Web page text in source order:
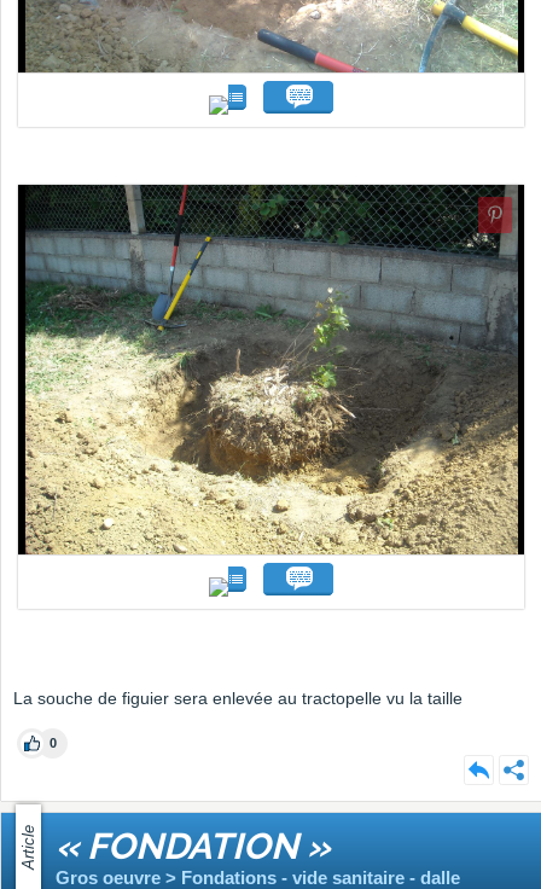
La souche de figuier sera enlevée au tractopelle vu la taille
0
Article « FONDATION »
Gros oeuvre > Fondations - vide sanitaire - dalle